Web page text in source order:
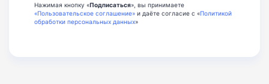
Нажимая кнопку «Подписаться», вы принимаете
«Пользовательское соглашение» и даёте согласие с «Политикой
обработки персональных данных»